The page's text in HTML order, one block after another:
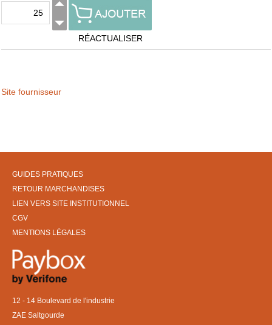
RÉACTUALISER
Site fournisseur
GUIDES PRATIQUES
RETOUR MARCHANDISES
LIEN VERS SITE INSTITUTIONNEL
CGV
MENTIONS LÉGALES
12 - 14 Boulevard de l'industrie
ZAE Saltgourde